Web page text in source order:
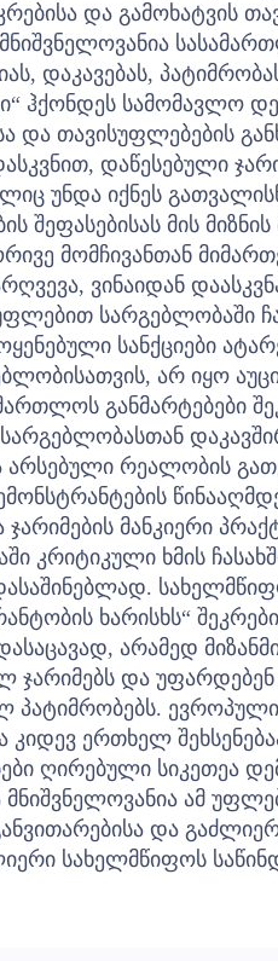
და გამოხატვის
დაკავებას,
ჰქონდეს სამომავლო
და თავისუფლებების
დაწესებული
უნდა იქნეს
შეფასებისას მის მიზნის
მომჩივანთან
ვინაიდან
სარგებლობაში
სანქციები
არ იყო
განმარტებები
არსებული რეალობის
ჯარიმების მანკიერი
კრიტიკული ხმის
ხარისხს“
არამედ
ჯარიმებს და
პატიმრობებს.
კიდევ ერთხელ
ღირებული სიკეთეა
ამ
და
სახელმწიფოს